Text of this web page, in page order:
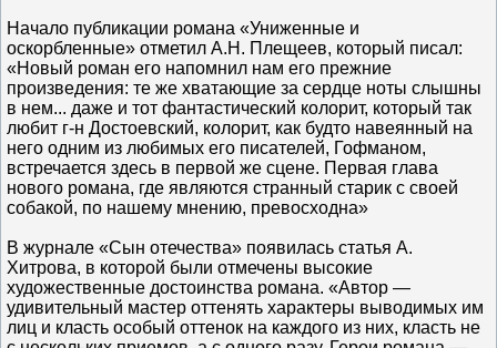
Начало публикации романа «Униженные и
оскорбленные» отметил А.Н. Плещеев, который писал:
«Новый роман его напомнил нам его прежние
произведения: те же хватающие за сердце ноты слышны
в нем... даже и тот фантастический колорит, который так
любит г-н Достоевский, колорит, как будто навеянный на
него одним из любимых его писателей, Гофманом,
встречается здесь в первой же сцене. Первая глава
нового романа, где являются странный старик с своей
собакой, по нашему мнению, превосходна»
В журнале «Сын отечества» появилась статья А.
Хитрова, в которой были отмечены высокие
художественные достоинства романа. «Автор —
удивительный мастер оттенять характеры выводимых им
лиц и класть особый оттенок на каждого из них, класть не